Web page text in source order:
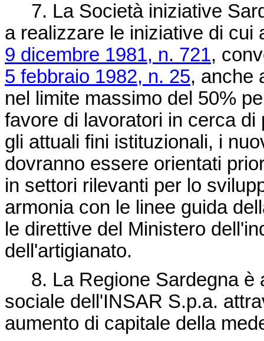
7. La Società iniziative
a realizzare le iniziative di
9 dicembre 1981, n. 721,
5 febbraio 1982, n. 25, anche
nel limite massimo del 50%
favore di lavoratori in cerca
gli attuali fini istituzionali, i
dovranno essere orientati
in settori rilevanti per lo
armonia con le linee guida
le direttive del Ministero
dell'artigianato.
8. La Regione Sardegna è
sociale dell'INSAR S.p.a.
aumento di capitale della